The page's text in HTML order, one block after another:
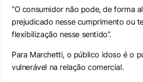
“O consumidor não pode, de forma
prejudicado nesse cumprimento ou
flexibilização nesse sentido”.
Para Marchetti, o público idoso é o
vulnerável na relação comercial.